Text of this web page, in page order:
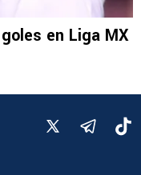
en Liga MX